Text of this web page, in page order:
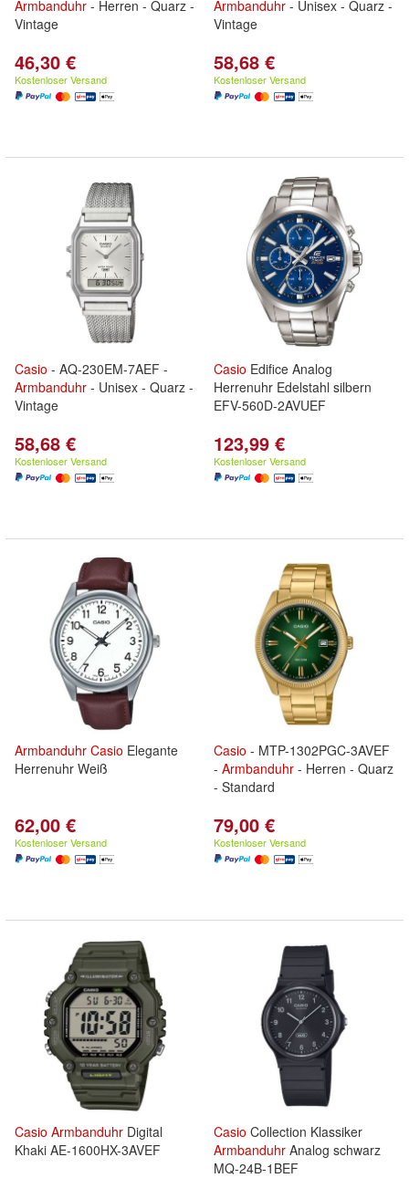
Armbanduhr - Herren - Quarz -
Vintage
46,30 €
Kostenloser Versand
Armbanduhr - Unisex - Quarz -
Vintage
58,68 €
Kostenloser Versand
Casio - AQ-230EM-7AEF -
Armbanduhr - Unisex - Quarz -
Vintage
58,68 €
Kostenloser Versand
Casio Edifice Analog
Herrenuhr Edelstahl silbern
EFV-560D-2AVUEF
123,99 €
Kostenloser Versand
Armbanduhr Casio Elegante
Herrenuhr Weiß
62,00 €
Kostenloser Versand
Casio - MTP-1302PGC-3AVEF
- Armbanduhr - Herren - Quarz
- Standard
79,00 €
Kostenloser Versand
Casio Armbanduhr Digital
Khaki AE-1600HX-3AVEF
Casio Collection Klassiker
Armbanduhr Analog schwarz
MQ-24B-1BEF